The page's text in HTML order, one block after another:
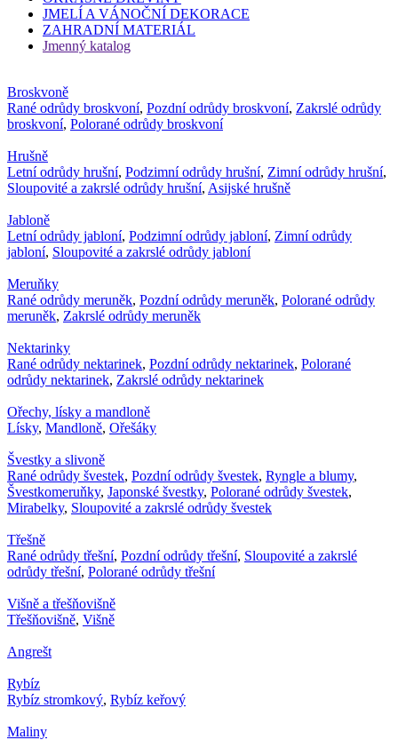
JMELÍ A VÁNOČNÍ DEKORACE
ZAHRADNÍ MATERIÁL
Jmenný katalog
Broskvoně
Rané odrůdy broskvoní, Pozdní odrůdy broskvoní, Zakrslé odrůdy
broskvoní, Polorané odrůdy broskvoní
Hrušně
Letní odrůdy hrušní, Podzimní odrůdy hrušní, Zimní odrůdy hrušní,
Sloupovité a zakrslé odrůdy hrušní, Asijské hrušně
Jabloně
Letní odrůdy jabloní, Podzimní odrůdy jabloní, Zimní odrůdy
jabloní, Sloupovité a zakrslé odrůdy jabloní
Meruňky
Rané odrůdy meruněk, Pozdní odrůdy meruněk, Polorané odrůdy
meruněk, Zakrslé odrůdy meruněk
Nektarinky
Rané odrůdy nektarinek, Pozdní odrůdy nektarinek, Polorané
odrůdy nektarinek, Zakrslé odrůdy nektarinek
Ořechy, lísky a mandloně
Lísky, Mandloně, Ořešáky
Švestky a slivoně
Rané odrůdy švestek, Pozdní odrůdy švestek, Ryngle a blumy,
Švestkomeruňky, Japonské švestky, Polorané odrůdy švestek,
Mirabelky, Sloupovité a zakrslé odrůdy švestek
Třešně
Rané odrůdy třešní, Pozdní odrůdy třešní, Sloupovité a zakrslé
odrůdy třešní, Polorané odrůdy třešní
Višně a třešňovišně
Třešňovišně, Višně
Angrešt
Rybíz
Rybíz stromkový, Rybíz keřový
Maliny